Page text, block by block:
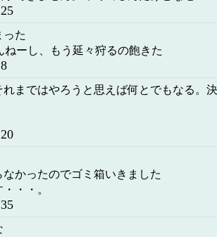
た
ねーし、もう延々狩るの飽きた
まではやろうと思えば何とでもなる。
かったのでゴミ箱いきました
・・。